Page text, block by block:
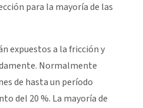
para la mayoría de las
expuestos a la fricción y
Normalmente
de hasta un período
del 20 %. La mayoría de